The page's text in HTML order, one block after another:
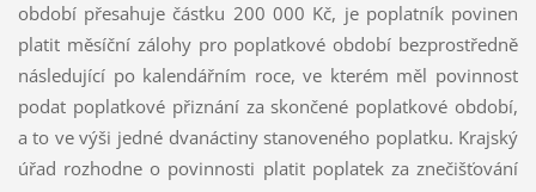
období přesahuje částku 200 000 Kč, je poplatník povinen
platit měsíční zálohy pro poplatkové období bezprostředně
následující po kalendářním roce, ve kterém měl povinnost
podat poplatkové přiznání za skončené poplatkové období,
a to ve výši jedné dvanáctiny stanoveného poplatku. Krajský
úřad rozhodne o povinnosti platit poplatek za znečišťování